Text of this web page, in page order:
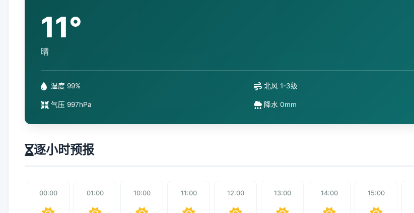
11°
晴
湿度 99% 北风 1-3级
气压 997hPa 降水 0mm
逐小时预报
00:00 01:00 10:00 11:00 12:00 13:00 14:00 15:00